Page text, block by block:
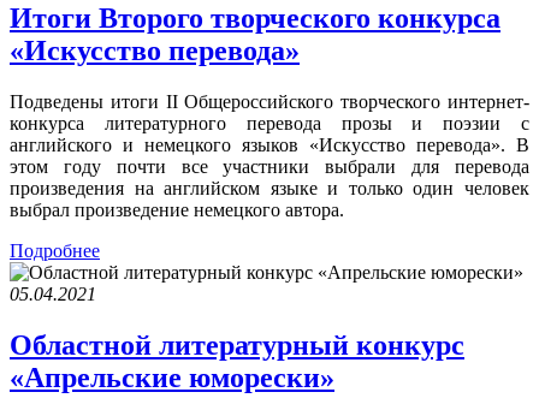
Итоги Второго творческого конкурса
«Искусство перевода»
Подведены итоги II Общероссийского творческого интернет-
конкурса литературного перевода прозы и поэзии с
английского и немецкого языков «Искусство перевода». В
этом году почти все участники выбрали для перевода
произведения на английском языке и только один человек
выбрал произведение немецкого автора.
Подробнее
05.04.2021
Областной литературный конкурс
«Апрельские юморески»